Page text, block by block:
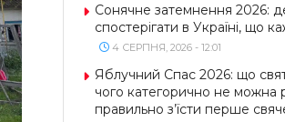
Сонячне затемнення 2026:
спостерігати в Україні, що
4 СЕРПНЯ, 2026 - 12:01
Яблучний Спас 2026: що
чого категорично не можна
правильно з’їсти перше